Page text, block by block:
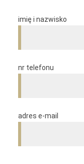
imię i nazwisko
nr telefonu
adres e-mail